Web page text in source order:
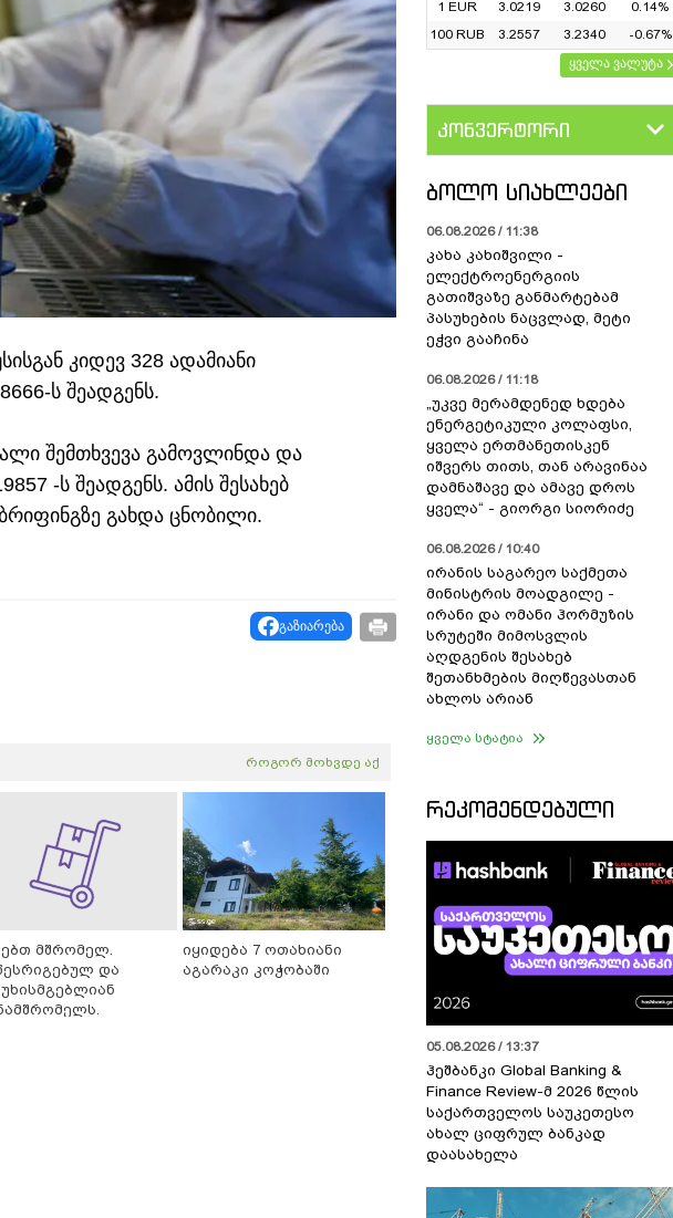
კიდევ 328 ადამიანი
ს შეადგენს.
შემთხვევა გამოვლინდა და
-ს შეადგენს. ამის შესახებ
გახდა ცნობილი.
გაზიარება
როგორ მოხვდე აქ
მშრომელ.
და
იყიდება 7 ოთახიანი
აგარაკი კოჭობაში
1 EUR
3.0219 3.0260
0.14%
100 RUB
3.2557 3.2340
-0.67%
ყველა ვალუტა
კონვერტორი
ᲑᲝᲚᲝ ᲡᲘᲐᲮᲚᲔᲔᲑᲘ
06.08.2026 / 11:38
კახა კახიშვილი -
ელექტროენერგიის
გათიშვაზე განმარტებამ
პასუხების ნაცვლად, მეტი
ეჭვი გააჩინა
06.08.2026 / 11:18
„უკვე მერამდენედ ხდება
ენერგეტიკული კოლაფსი,
ყველა ერთმანეთისკენ
იშვერს თითს, თან არავინაა
დამნაშავე და ამავე დროს
ყველა“ - გიორგი სიორიძე
06.08.2026 / 10:40
ირანის საგარეო საქმეთა
მინისტრის მოადგილე -
ირანი და ომანი ჰორმუზის
სრუტეში მიმოსვლის
აღდგენის შესახებ
შეთანხმების მიღწევასთან
ახლოს არიან
ყველა სტატია
ᲠᲔᲙᲝᲛᲔᲜᲓᲔᲑᲣᲚᲘ
05.08.2026 / 13:37
ჰეშბანკი Global Banking &
Finance Review-მ 2026 წლის
საქართველოს საუკეთესო
ახალ ციფრულ ბანკად
დაასახელა